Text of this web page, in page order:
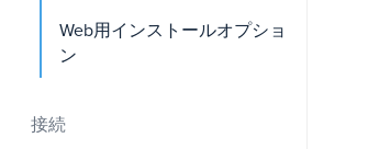
Web用インストールオプショ
ン
接続